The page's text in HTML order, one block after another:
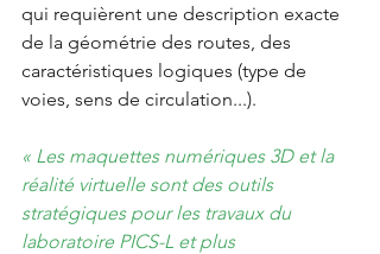
qui requièrent une description exacte
de la géométrie des routes, des
caractéristiques logiques (type de
voies, sens de circulation...).
« Les maquettes numériques 3D et la
réalité virtuelle sont des outils
stratégiques pour les travaux du
laboratoire PICS-L et plus